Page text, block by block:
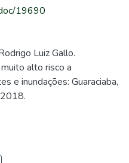
19690
Luiz Gallo.
alto risco a
e inundações: Guaraciaba,
2018.